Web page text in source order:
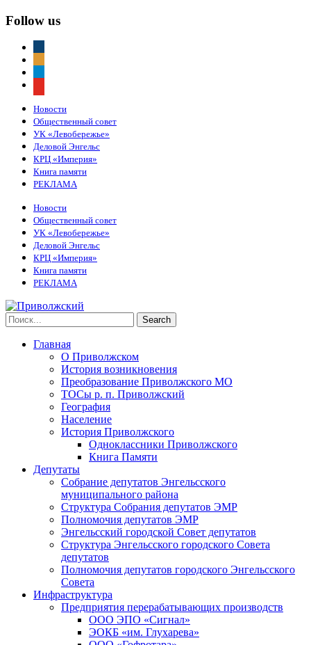
Follow us
Новости
Общественный совет
УК «Левобережье»
Деловой Энгельс
КРЦ «Империя»
Книга памяти
РЕКЛАМА
Новости
Общественный совет
УК «Левобережье»
Деловой Энгельс
КРЦ «Империя»
Книга памяти
РЕКЛАМА
Главная
О Приволжском
История возникновения
Преобразование Приволжского МО
ТОСы р. п. Приволжский
География
Население
История Приволжского
Одноклассники Приволжского
Книга Памяти
Депутаты
Собрание депутатов Энгельсского
муниципального района
Структура Собрания депутатов ЭМР
Полномочия депутатов ЭМР
Энгельсский городской Совет депутатов
Структура Энгельсского городского Совета
депутатов
Полномочия депутатов городского Энгельсского
Совета
Инфраструктура
Предприятия перерабатывающих производств
ООО ЭПО «Сигнал»
ЭОКБ «им. Глухарева»